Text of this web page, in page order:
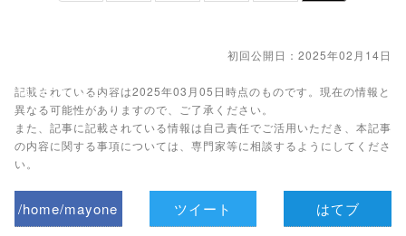
false;"> シェア
初回公開日：2025年02月14日
記載されている内容は2025年03月05日時点のものです。現在の情報と
異なる可能性がありますので、ご了承ください。
また、記事に記載されている情報は自己責任でご活用いただき、本記事
の内容に関する事項については、専門家等に相談するようにしてくださ
い。
/home/mayone
ツイート はてブ